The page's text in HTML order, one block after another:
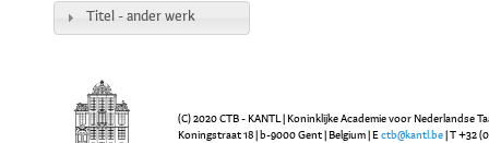
Titel - ander werk
(C) 2020 CTB - KANTL | Koninklijke Academie voor Nederlandse
Koningstraat 18 | b-9000 Gent | Belgium | E ctb@kantl.be | T +32